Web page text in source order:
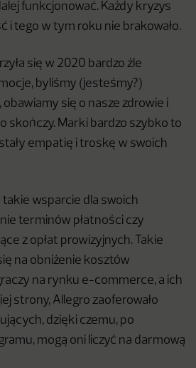
funkcjonować. Każdy kryzys
i tego w tym roku nie brakowało.
się w 2020 bardzo źle
byliśmy (jesteśmy?)
obawiamy się o nasze zdrowie i
skończy. Marki bardzo szybko to
empatię i troskę w swoich
takie wsparcie dla swoich
terminów płatności czy
z opłat prowizyjnych. Takie
na obniżenie kosztów
na rynku e-commerce, a ich
strony, Allegro zaoferowało
dzięki czemu, po
mogą oni liczyć na darmową